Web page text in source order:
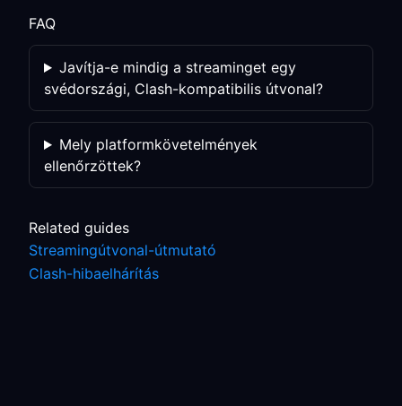
FAQ
Javítja-e mindig a streaminget egy
svédországi, Clash-kompatibilis útvonal?
Mely platformkövetelmények
ellenőrzöttek?
Related guides
Streamingútvonal-útmutató
Clash-hibaelhárítás